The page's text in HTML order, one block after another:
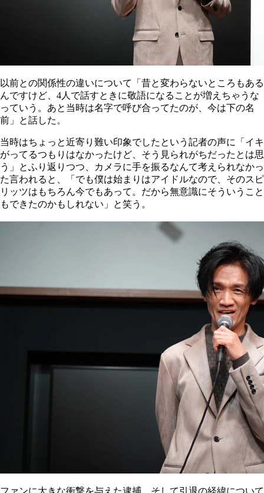
以前との関係性の違いについて「昔と変わらないところもある
んですけど、4人で話すときに敬語になることが増えちゃうな
っていう。あと当時は名字で呼び合ってたのが、今は下の名
前」と話した。
当時はちょっと近寄り難い印象でしたという記者の声に「イキ
がってるつもりはなかったけど、そう見られがちだったとは思
う」とふり返りつつ、カメラに手を振るなんて考えられなかっ
た言われると、「でも僕は始まりはアイドルなので、そのスピ
リッツはもちろん今でもあって。だから無意識にそういうこと
もできたのかもしれない」と笑う。
ファンに大きな衝撃を与えた逮捕、そして引退の経緯について